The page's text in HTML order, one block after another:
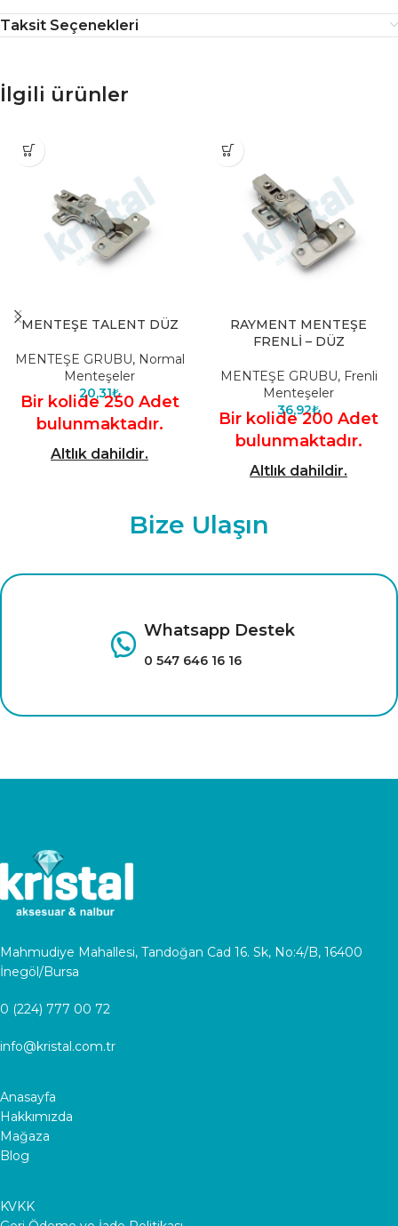
Taksit Seçenekleri
İlgili ürünler
MENTEŞE TALENT DÜZ
MENTEŞE GRUBU, Normal
Menteşeler
20,31₺
Bir kolide 250 Adet
bulunmaktadır.
Altlık dahildir.
RAYMENT MENTEŞE
FRENLİ – DÜZ
MENTEŞE GRUBU, Frenli
Menteşeler
36,92₺
Bir kolide 200 Adet
bulunmaktadır.
Altlık dahildir.
Bize Ulaşın
Whatsapp Destek
0 547 646 16 16
Mahmudiye Mahallesi, Tandoğan Cad 16. Sk, No:4/B, 16400
İnegöl/Bursa
0 (224) 777 00 72
info@kristal.com.tr
Anasayfa
Hakkımızda
Mağaza
Blog
KVKK